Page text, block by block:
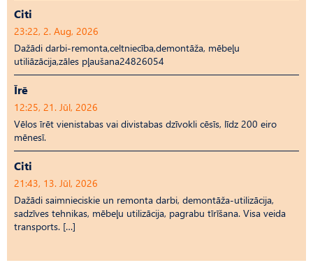
Citi
23:22, 2. Aug, 2026
Dažādi darbi-remonta,celtniecība,demontāža, mēbeļu
utiliāzācija,zāles pļaušana24826054
Īrē
12:25, 21. Jūl, 2026
Vēlos īrēt vienistabas vai divistabas dzīvokli cēsīs, līdz 200 eiro
mēnesī.
Citi
21:43, 13. Jūl, 2026
Dažādi saimnieciskie un remonta darbi, demontāža-utilizācija,
sadzīves tehnikas, mēbeļu utilizācija, pagrabu tīrīšana. Visa veida
transports. […]